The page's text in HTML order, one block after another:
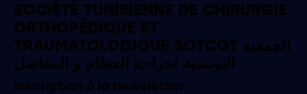
SOCIÉTÉ TUNISIENNE DE CHIRURGIE
ORTHOPÉDIQUE ET
TRAUMATOLOGIQUE SOTCOT الجمعية
التونسية لجراحة العظام و المفاصل
Inscription à la newsletter